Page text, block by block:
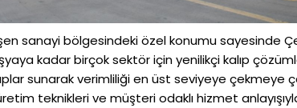
sanayi bölgesindeki özel konumu sayesinde
kadar birçok sektör için yenilikçi kalıp
sunarak verimliliği en üst seviyeye çekmeye
teknikleri ve müşteri odaklı hizmet